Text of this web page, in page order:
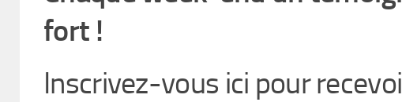
fort !
Inscrivez-vous ici pour